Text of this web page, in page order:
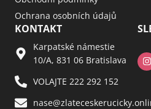
Ochrana osobních údajů
KONTAKT
Karpatské námestie
10/A, 831 06 Bratislava
VOLAJTE 222 292 152